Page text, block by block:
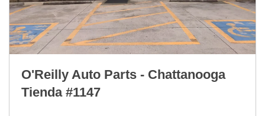
O'Reilly Auto Parts - Chattanooga
Tienda #1147